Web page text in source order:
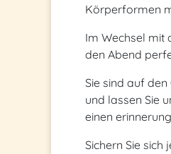
Körperformen
Im Wechsel mit
den Abend
Sie sind auf
und lassen Sie
einen
Sichern Sie sich